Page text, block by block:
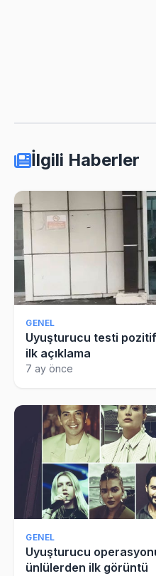
İlgili Haberler
GENEL
Uyuşturucu testi
ilk açıklama
7 ay önce
GENEL
Uyuşturucu
ünlülerden ilk görüntü